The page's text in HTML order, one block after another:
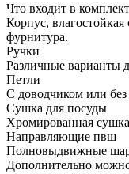
Что входит в
Корпус,
фурнитура.
Ручки
Различные варианты
Петли
С доводчиком или
Сушка для посуды
Хромированная
Направляющие пвш
Полновыдвижные
Дополнительно